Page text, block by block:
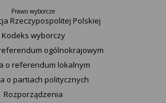
Prawo wyborcze
Rzeczypospolitej Polskiej​
Kodeks wyborczy
ogólnokrajowym
o referendum lokalnym
o partiach politycznych
Rozporządzenia